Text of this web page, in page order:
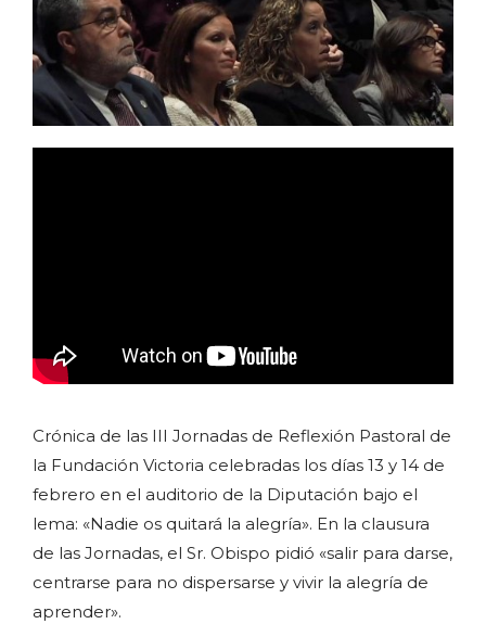
Crónica de las III Jornadas de Reflexión Pastoral de
la Fundación Victoria celebradas los días 13 y 14 de
febrero en el auditorio de la Diputación bajo el
lema: «Nadie os quitará la alegría». En la clausura
de las Jornadas, el Sr. Obispo pidió «salir para darse,
centrarse para no dispersarse y vivir la alegría de
aprender».